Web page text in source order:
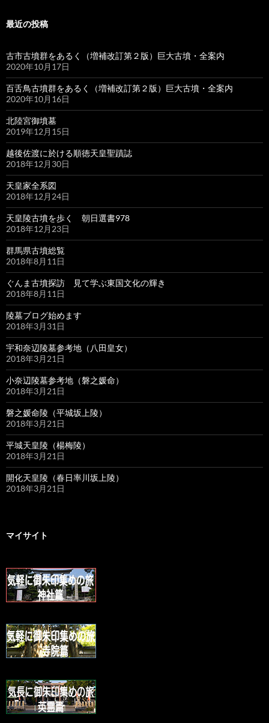
最近の投稿
古市古墳群をあるく（増補改訂第２版）巨大古墳・全案内
2020年10月17日
百舌鳥古墳群をあるく（増補改訂第２版）巨大古墳・全案内
2020年10月16日
北陸宮御墳墓
2019年12月15日
越後佐渡に於ける順徳天皇聖蹟誌
2018年12月30日
天皇家全系図
2018年12月24日
天皇陵古墳を歩く 朝日選書978
2018年12月23日
群馬県古墳総覧
2018年8月11日
ぐんま古墳探訪 見て学ぶ東国文化の輝き
2018年8月11日
陵墓ブログ始めます
2018年3月31日
宇和奈辺陵墓参考地（八田皇女）
2018年3月21日
小奈辺陵墓参考地（磐之媛命）
2018年3月21日
磐之媛命陵（平城坂上陵）
2018年3月21日
平城天皇陵（楊梅陵）
2018年3月21日
開化天皇陵（春日率川坂上陵）
2018年3月21日
マイサイト